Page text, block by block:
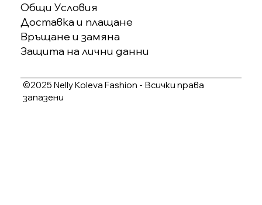
Общи Условия
Доставка и плащане
Връщане и замяна
Защита на лични данни
©2025 Nelly Koleva Fashion - Всички права
запазени